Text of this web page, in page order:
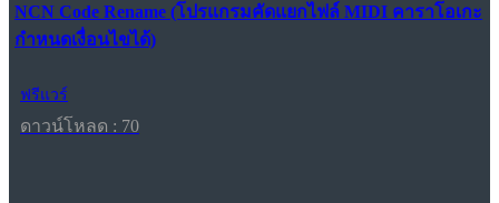
NCN Code Rename (โปรแกรมคัดแยกไฟล์ MIDI คาราโอเกะ
กำหนดเงื่อนไขได้)
ฟรีแวร์
ดาวน์โหลด : 70